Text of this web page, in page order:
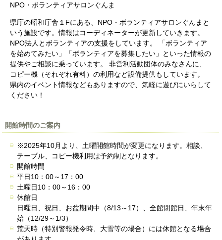
NPO・ボランティアサロンぐんま
県庁の昭和庁舎１Fにある、NPO・ボランティアサロンぐんまと
いう施設です。情報はコーディネーターが更新していきます。
NPO法人とボランティアの支援をしています。 「ボランティア
を始めてみたい」「ボランティアを募集したい」といった情報の
提供やご相談に乗っています。 非営利活動団体のみなさんに、
コピー機（それぞれ有料）の利用など設備提供もしています。
県内のイベント情報などもありますので、気軽に遊びにいらして
ください！
開館時間のご案内
※2025年10月より、土曜開館時間が変更になります。相談、
テーブル、コピー機利用は予約制となります。
開館時間
平日10：00～17：00
土曜日10：00～16：00
休館日
日曜日、祝日、お盆期間中（8/13～17）、全館閉館日、年末年
始（12/29～1/3）
荒天時（特別警報発令時、大雪等の場合）には休館となる場合